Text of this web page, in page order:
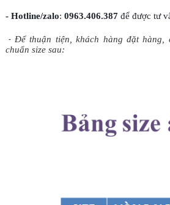
- Hotline/zalo: 0963.406.387 để được tư
- Để thuận tiện, khách hàng đặt hàng,
chuẩn size sau: